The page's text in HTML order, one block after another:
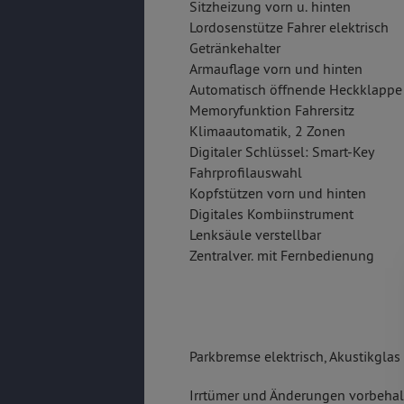
Sitzheizung vorn u. hinten
Lordosenstütze Fahrer elektrisch
Getränkehalter
Armauflage vorn und hinten
Automatisch öffnende Heckklappe
Memoryfunktion Fahrersitz
Klimaautomatik, 2 Zonen
Digitaler Schlüssel: Smart-Key
Fahrprofilauswahl
Kopfstützen vorn und hinten
Digitales Kombiinstrument
Lenksäule verstellbar
Zentralver. mit Fernbedienung
Parkbremse elektrisch, Akustikglas
Irrtümer und Änderungen